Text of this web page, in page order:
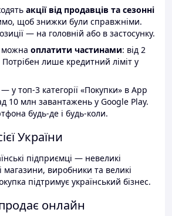
акції від продавців та сезонні
щоб знижки були справжніми.
— на головній або в застосунку.
можна оплатити частинами: від 2
лише кредитний ліміт у
— у топ-3 категорії «Покупки» в App
10 млн завантажень у Google Play.
будь-де і будь-коли.
України
підприємці — невеликі
магазини, виробники та великі
підтримує український бізнес.
онлайн